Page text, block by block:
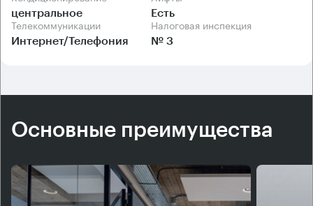
центральное Есть
Телекоммуникации
Интернет/Телефония
Налоговая инспекция
№ 3
Основные преимущества